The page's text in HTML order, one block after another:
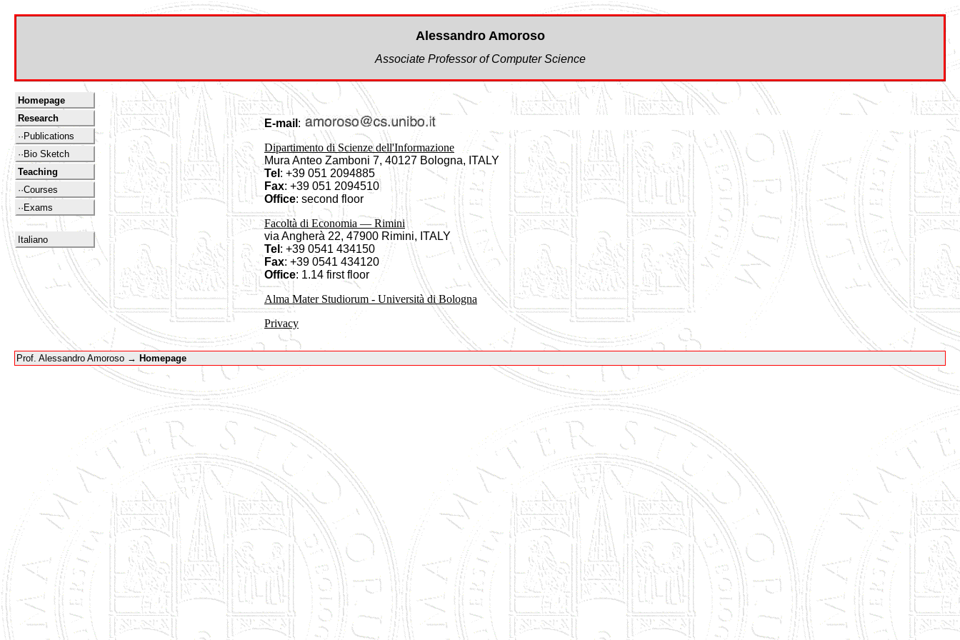
Alessandro Amoroso
Associate Professor of Computer Science
Homepage
Research
··Publications
··Bio Sketch
Teaching
··Courses
··Exams
Italiano
E-mail :
Dipartimento di Scienze dell'Informazione
Mura Anteo Zamboni 7, 40127 Bologna, ITALY
Tel : +39 051 2094885
Fax: +39 051 2094510
Office: second floor
Facoltà di Economia — Rimini
via Angherà 22, 47900 Rimini, ITALY
Tel : +39 0541 434150
Fax: +39 0541 434120
Office: 1.14 first floor
Alma Mater Studiorum - Università di Bologna
Privacy
Prof. Alessandro Amoroso → Homepage